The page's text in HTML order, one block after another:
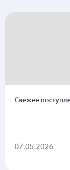
Свежее
07.05.2026